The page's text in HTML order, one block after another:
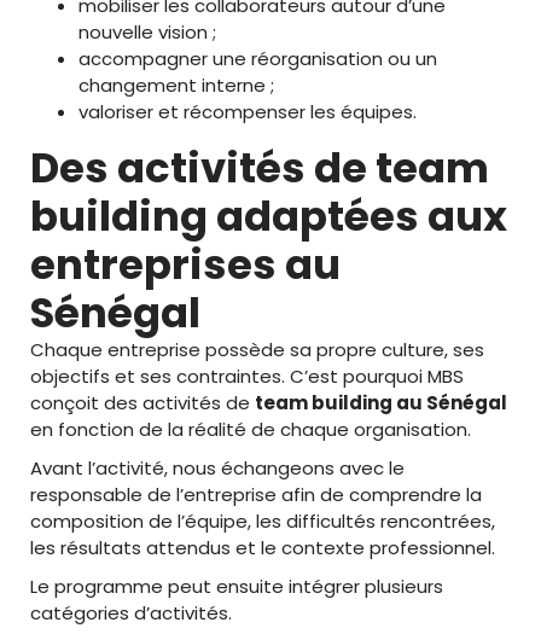
mobiliser les collaborateurs autour d’une
nouvelle vision ;
accompagner une réorganisation ou un
changement interne ;
valoriser et récompenser les équipes.
Des activités de team
building adaptées aux
entreprises au
Sénégal
Chaque entreprise possède sa propre culture, ses
objectifs et ses contraintes. C’est pourquoi MBS
conçoit des activités de team building au Sénégal
en fonction de la réalité de chaque organisation.
Avant l’activité, nous échangeons avec le
responsable de l’entreprise afin de comprendre la
composition de l’équipe, les difficultés rencontrées,
les résultats attendus et le contexte professionnel.
Le programme peut ensuite intégrer plusieurs
catégories d’activités.